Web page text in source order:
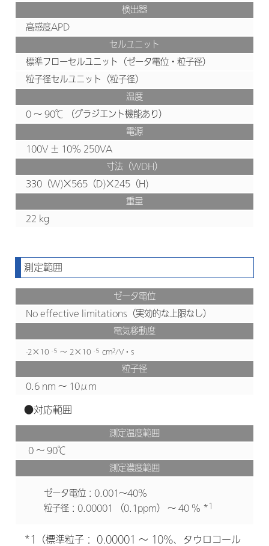
検出器
高感度APD
セルユニット
標準フローセルユニット（ゼータ電位・粒子径）
粒子径セルユニット（粒子径）
温度
0 ～ 90℃ （グラジエント機能あり）
電源
100V ± 10% 250VA
寸法（WDH）
330（W)×565（D)×245（H)
重量
22 kg
測定範囲
ゼータ電位
No effective limitations（実効的な上限なし）
電気移動度
-2×10 -５ ～ 2×10 -５ cm2/V・s
粒子径
0.6 nm ～ 10μm
●対応範囲
測定温度範囲
0 ～ 90℃
測定濃度範囲
ゼータ電位：0.001～40%
粒子径：0.00001 （0.1ppm） ～ 40 % *1
*1（標準粒子： 0.00001 ～ 10%、タウロコール